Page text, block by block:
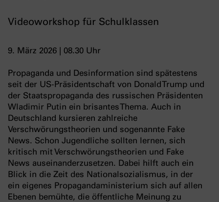
Videoworkshop für Schulklassen
9. März 2026 | 08.30 Uhr
Propaganda und Desinformation sind spätestens
seit der US-Präsidentschaft von Donald Trump und
der Staatspropaganda des russischen Präsidenten
Wladimir Putin ein brisantes Thema. Auch in
Deutschland kursieren zahlreiche
Verschwörungstheorien und sogenannte Fake
News. Schon Jugendliche sollten lernen, sich
kritisch mit Verschwörungstheorien und Fake
News auseinanderzusetzen. Dabei hilft auch ein
Blick in die Zeit des Nationalsozialismus, in der
ein eigenes Propagandaministerium sich auf allen
Ebenen bemühte, die öffentliche Meinung zu